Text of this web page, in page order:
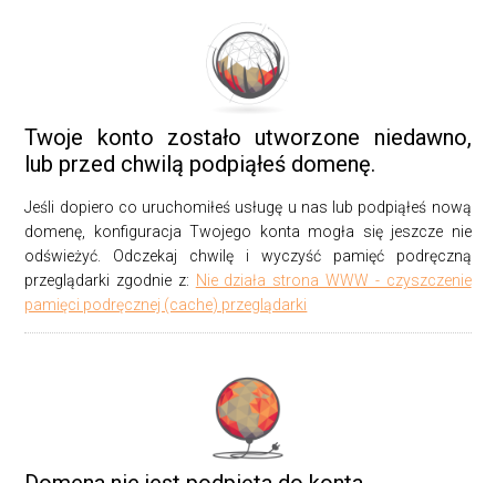
Twoje konto zostało utworzone niedawno,
lub przed chwilą podpiąłeś domenę.
Jeśli dopiero co uruchomiłeś usługę u nas lub podpiąłeś nową
domenę, konfiguracja Twojego konta mogła się jeszcze nie
odświeżyć. Odczekaj chwilę i wyczyść pamięć podręczną
przeglądarki zgodnie z: Nie działa strona WWW - czyszczenie
pamięci podręcznej (cache) przeglądarki